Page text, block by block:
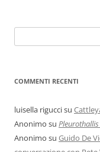
COMMENTI RECENTI
luisella riguccisu
Anonimo su
Anonimo su Guido De